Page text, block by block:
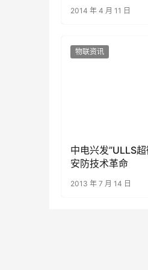
2014 年 4 月 11 日
物联资讯
中电兴发”ULLS
安防技术革命
2013 年 7 月 14 日